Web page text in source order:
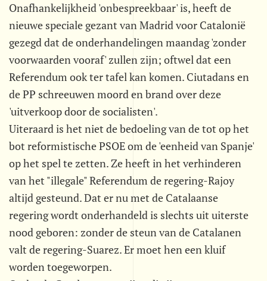
Onafhankelijkheid 'onbespreekbaar' is, heeft de
nieuwe speciale gezant van Madrid voor Catalonië
gezegd dat de onderhandelingen maandag 'zonder
voorwaarden vooraf' zullen zijn; oftwel dat een
Referendum ook ter tafel kan komen. Ciutadans en
de PP schreeuwen moord en brand over deze
'uitverkoop door de socialisten'.
Uiteraard is het niet de bedoeling van de tot op het
bot reformistische PSOE om de 'eenheid van Spanje'
op het spel te zetten. Ze heeft in het verhinderen
van het "illegale" Referendum de regering-Rajoy
altijd gesteund. Dat er nu met de Catalaanse
regering wordt onderhandeld is slechts uit uiterste
nood geboren: zonder de steun van de Catalanen
valt de regering-Suarez. Er moet hen een kluif
worden toegeworpen.